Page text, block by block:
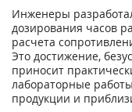
Инженеры
дозирования часов
расчета
Это достижение,
приносит
лабораторные
продукции и